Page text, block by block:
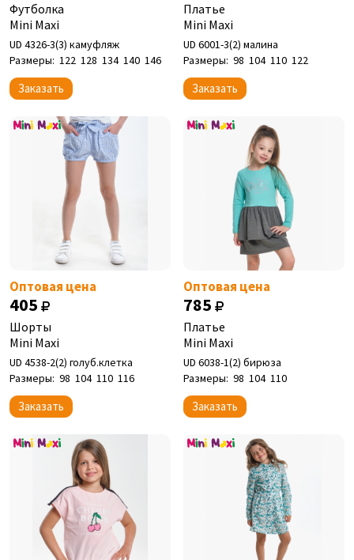
Футболка
Mini Maxi
UD 4326-3(3) камуфляж
Размеры: 122 128 134 140 146
Заказать
Платье
Mini Maxi
UD 6001-3(2) малина
Размеры: 98 104 110 122
Заказать
Оптовая цена
405
Шорты
Mini Maxi
UD 4538-2(2) голуб.клетка
Размеры: 98 104 110 116
Заказать
Оптовая цена
785
Платье
Mini Maxi
UD 6038-1(2) бирюза
Размеры: 98 104 110
Заказать